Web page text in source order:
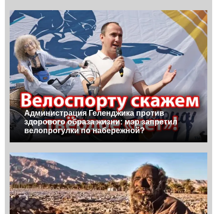
Администрация Геленджика против
здорового образа жизни: мэр запретил
велопрогулки по набережной?